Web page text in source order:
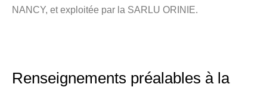
NANCY, et exploitée par la SARLU ORINIE.
Renseignements préalables à la